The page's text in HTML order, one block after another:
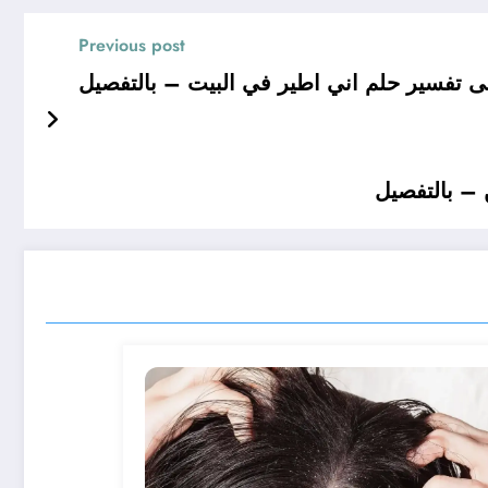
Previous post
حلم اني اطير في البيت – بالتفصيل
– بالتفصيل